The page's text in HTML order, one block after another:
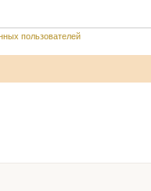
пользователей